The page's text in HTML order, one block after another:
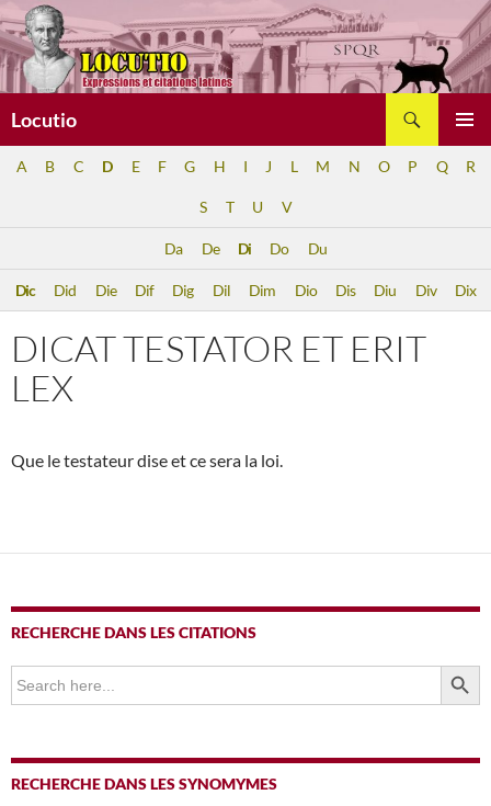
Aller
au
contenu
Locutio
A B C D E F G H I J L M N O P Q R
S T U V
Da De Di Do Du
Dic Did Die Dif Dig Dil Dim Dio Dis Diu Div Dix
DICAT TESTATOR ET ERIT
LEX
Que le testateur dise et ce sera la loi.
RECHERCHE DANS LES CITATIONS
Search
for:
SEARCH
RECHERCHE DANS LES SYNOMYMES